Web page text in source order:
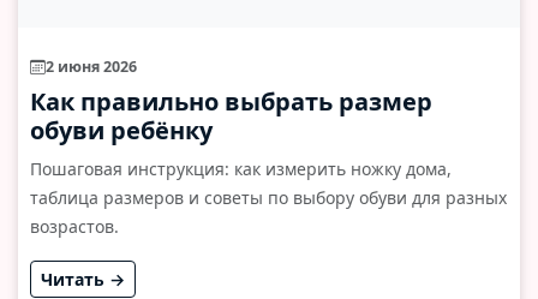
2 июня 2026
Как правильно выбрать размер
обуви ребёнку
Пошаговая инструкция: как измерить ножку дома,
таблица размеров и советы по выбору обуви для разных
возрастов.
Читать →